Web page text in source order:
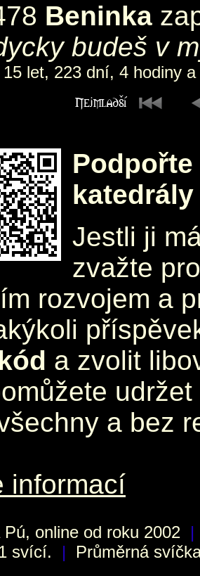
Beninka
budeš v
let, 223 dní, 4 hodiny
katedrály
Jestli ji
zvažte
rozvojem a
a zvolit
a bez
informací
Pú, online od roku 2002 |
svící.
| Průměrná